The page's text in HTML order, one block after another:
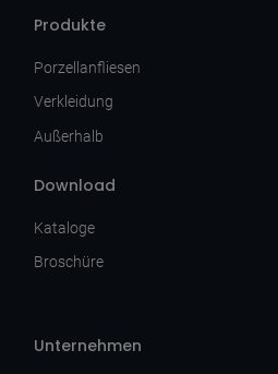
Produkte
Porzellanfliesen
Verkleidung
Außerhalb
Download
Kataloge
Broschüre
Unternehmen